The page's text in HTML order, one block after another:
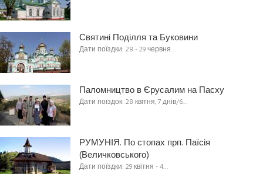
Святині Поділля та Буковини
Дати поїздки: 28 - 29 червня…
Паломництво в Єрусалим на Пасху
Дати поїздок: 28 квітня, 7 днів/6…
РУМУНІЯ. По стопах прп. Паїсія
(Величковського)
Дати поїздки: 29 квітня - 4…